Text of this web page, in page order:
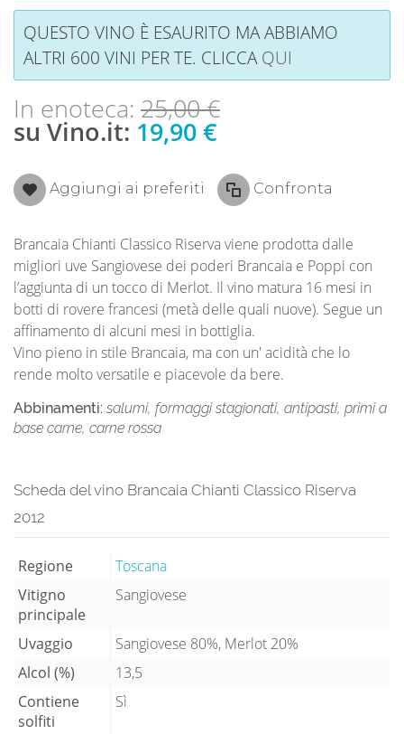
QUESTO VINO È ESAURITO MA ABBIAMO
ALTRI 600 VINI PER TE. CLICCAQUI
In enoteca: 25,00 €
su Vino.it: 19,90 €
Aggiungi ai preferiti Confronta
Brancaia Chianti Classico Riserva viene prodotta dalle
migliori uve Sangiovese dei poderi Brancaia e Poppi con
l’aggiunta di un tocco di Merlot. Il vino matura 16 mesi in
botti di rovere francesi (metà delle quali nuove). Segue un
affinamento di alcuni mesi in bottiglia.
Vino pieno in stile Brancaia, ma con un' acidità che lo
rende molto versatile e piacevole da bere.
Abbinamenti: salumi, formaggi stagionati, antipasti, primi a
base carne, carne rossa
Scheda del vino Brancaia Chianti Classico Riserva
2012
Regione
Toscana
Vitigno
principale
Sangiovese
Uvaggio
Sangiovese 80%, Merlot 20%
Alcol (%)
13,5
Contiene
solfiti
Sì